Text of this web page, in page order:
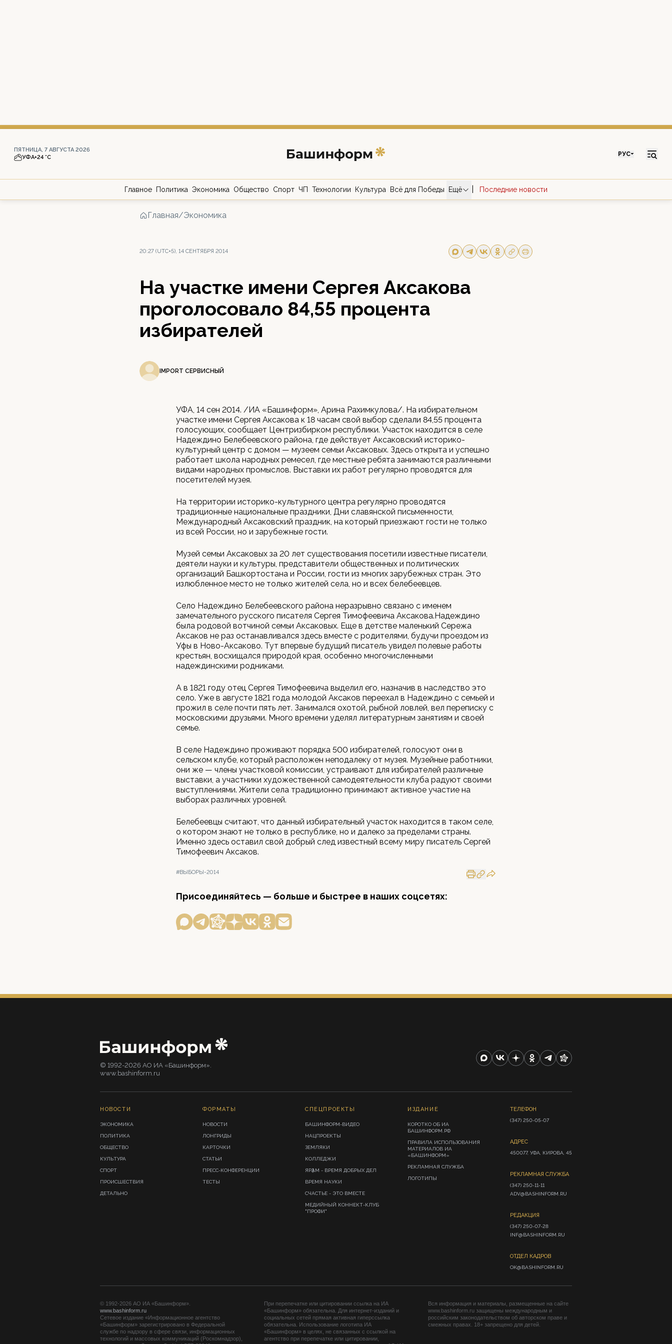
ПЯТНИЦА, 7 АВГУСТА 2026
УФА+24 °С РУС
Главное Политика Экономика Общество Спорт ЧП Технологии Культура Всё для Победы Ещё Последние новости
Главная/Экономика
20:27 (UTC+5), 14 СЕНТЯБРЯ 2014
На участке имени Сергея Аксакова
проголосовало 84,55 процента
избирателей
IMPORT СЕРВИСНЫЙ
УФА, 14 сен 2014. /ИА «Башинформ», Арина Рахимкулова/. На избирательном
участке имени Сергея Аксакова к 18 часам свой выбор сделали 84,55 процента
голосующих, сообщает Центризбирком республики. Участок находится в селе
Надеждино Белебеевского района, где действует Аксаковский историко-
культурный центр с домом — музеем семьи Аксаковых. Здесь открыта и успешно
работает школа народных ремесел, где местные ребята занимаются различными
видами народных промыслов. Выставки их работ регулярно проводятся для
посетителей музея.
На территории историко-культурного центра регулярно проводятся
традиционные национальные праздники, Дни славянской письменности,
Международный Аксаковский праздник, на который приезжают гости не только
из всей России, но и зарубежные гости.
Музей семьи Аксаковых за 20 лет существования посетили известные писатели,
деятели науки и культуры, представители общественных и политических
организаций Башкортостана и России, гости из многих зарубежных стран. Это
излюбленное место не только жителей села, но и всех белебеевцев.
Село Надеждино Белебеевского района неразрывно связано с именем
замечательного русского писателя Сергея Тимофеевича Аксакова.Надеждино
была родовой вотчиной семьи Аксаковых. Еще в детстве маленький Сережа
Аксаков не раз останавливался здесь вместе с родителями, будучи проездом из
Уфы в Ново-Аксаково. Тут впервые будущий писатель увидел полевые работы
крестьян, восхищался природой края, особенно многочисленными
надеждинскими родниками.
А в 1821 году отец Сергея Тимофеевича выделил его, назначив в наследство это
село. Уже в августе 1821 года молодой Аксаков переехал в Надеждино с семьей и
прожил в селе почти пять лет. Занимался охотой, рыбной ловлей, вел переписку с
московскими друзьями. Много времени уделял литературным занятиям и своей
семье.
В селе Надеждино проживают порядка 500 избирателей, голосуют они в
сельском клубе, который расположен неподалеку от музея. Музейные работники,
они же — члены участковой комиссии, устраивают для избирателей различные
выставки, а участники художественной самодеятельности клуба радуют своими
выступлениями. Жители села традиционно принимают активное участие на
выборах различных уровней.
Белебеевцы считают, что данный избирательный участок находится в таком селе,
о котором знают не только в республике, но и далеко за пределами страны.
Именно здесь оставил свой добрый след известный всему миру писатель Сергей
Тимофеевич Аксаков.
#ВЫБОРЫ-2014
Присоединяйтесь — больше и быстрее в наших соцсетях:
© 1992-2026 АО ИА «Башинформ».
www.bashinform.ru
НОВОСТИ
ЭКОНОМИКА
ПОЛИТИКА
ОБЩЕСТВО
КУЛЬТУРА
СПОРТ
ПРОИСШЕСТВИЯ
ДЕТАЛЬНО
ФОРМАТЫ
НОВОСТИ
ЛОНГРИДЫ
КАРТОЧКИ
СТАТЬИ
ПРЕСС-КОНФЕРЕНЦИИ
ТЕСТЫ
СПЕЦПРОЕКТЫ
БАШИНФОРМ-ВИДЕО
НАЦПРОЕКТЫ
ЗЕМЛЯКИ
КОЛЛЕДЖИ
ЯРҘАМ - ВРЕМЯ ДОБРЫХ ДЕЛ
ВРЕМЯ НАУКИ
СЧАСТЬЕ - ЭТО ВМЕСТЕ
МЕДИЙНЫЙ КОННЕКТ-КЛУБ
"ПРОФИ"
ИЗДАНИЕ
КОРОТКО ОБ ИА
БАШИНФОРМ.РФ
ПРАВИЛА ИСПОЛЬЗОВАНИЯ
МАТЕРИАЛОВ ИА
«БАШИНФОРМ»
РЕКЛАМНАЯ СЛУЖБА
ЛОГОТИПЫ
ТЕЛЕФОН
(347) 250-05-07
АДРЕС
450077, УФА, КИРОВА, 45
РЕКЛАМНАЯ СЛУЖБА
(347) 250-11-11
ADV@BASHINFORM.RU
РЕДАКЦИЯ
(347) 250-07-28
INF@BASHINFORM.RU
ОТДЕЛ КАДРОВ
OK@BASHINFORM.RU
© 1992-2026 АО ИА «Башинформ».
www.bashinform.ru
Сетевое издание «Информационное агентство
«Башинформ» зарегистрировано в Федеральной
службе по надзору в сфере связи, информационных
технологий и массовых коммуникаций (Роскомнадзор),
При перепечатке или цитировании ссылка на ИА
«Башинформ» обязательна. Для интернет-изданий и
социальных сетей прямая активная гиперссылка
обязательна. Использование логотипа ИА
«Башинформ» в целях, не связанных с ссылкой на
агентство при перепечатке или цитировании,
Вся информация и материалы, размещенные на сайте
www.bashinform.ru защищены международным и
российским законодательством об авторском праве и
смежных правах. 18+ запрещено для детей.